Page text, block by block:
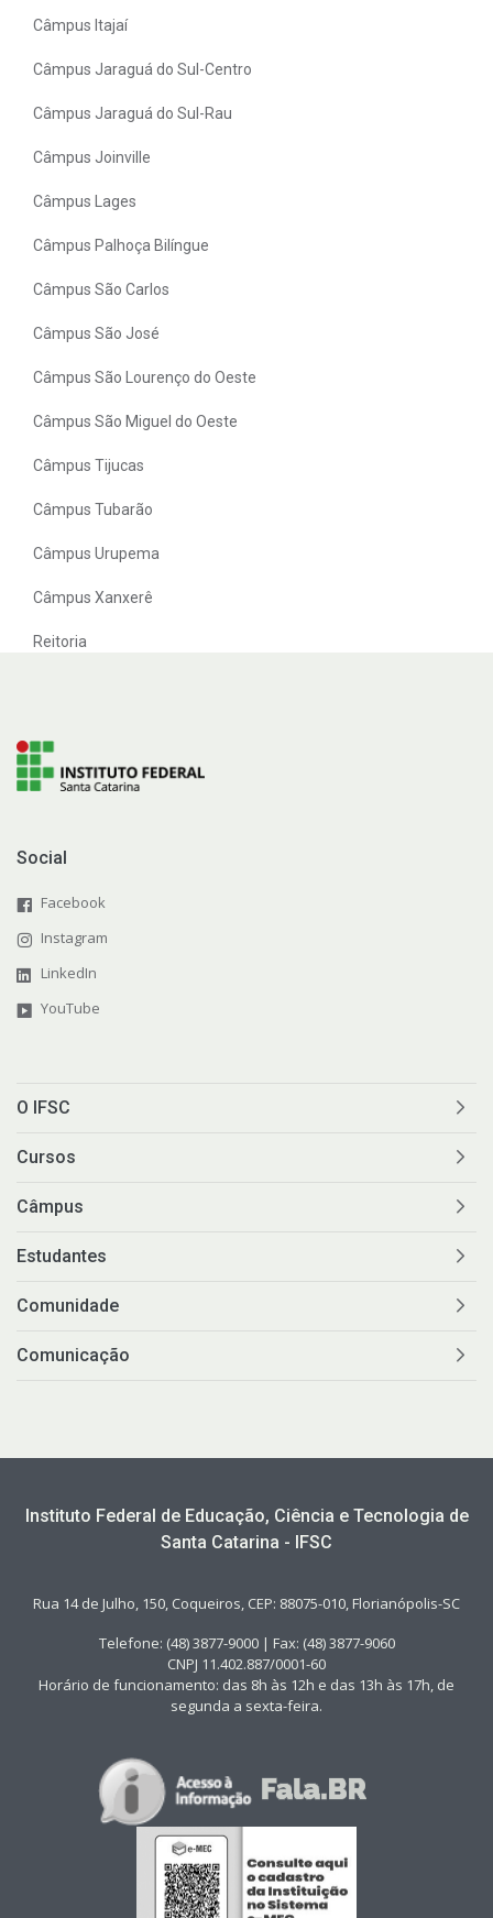
Câmpus Itajaí
Câmpus Jaraguá do Sul-Centro
Câmpus Jaraguá do Sul-Rau
Câmpus Joinville
Câmpus Lages
Câmpus Palhoça Bilíngue
Câmpus São Carlos
Câmpus São José
Câmpus São Lourenço do Oeste
Câmpus São Miguel do Oeste
Câmpus Tijucas
Câmpus Tubarão
Câmpus Urupema
Câmpus Xanxerê
Reitoria
Social
Facebook
Instagram
LinkedIn
YouTube
O IFSC
Cursos
Câmpus
Estudantes
Comunidade
Comunicação
Instituto Federal de Educação, Ciência e Tecnologia de
Santa Catarina - IFSC
Rua 14 de Julho, 150, Coqueiros, CEP: 88075-010, Florianópolis-SC
Telefone: (48) 3877-9000 | Fax: (48) 3877-9060
CNPJ 11.402.887/0001-60
Horário de funcionamento: das 8h às 12h e das 13h às 17h, de
segunda a sexta-feira.